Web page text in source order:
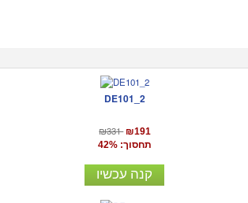
DE101_2
₪331 ₪191
תחסוך: 42%
קנה עכשיו